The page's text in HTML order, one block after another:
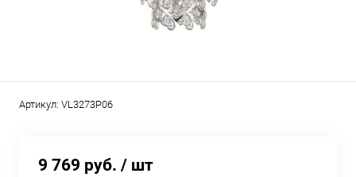
Артикул: VL3273P06
9 769 руб. / шт